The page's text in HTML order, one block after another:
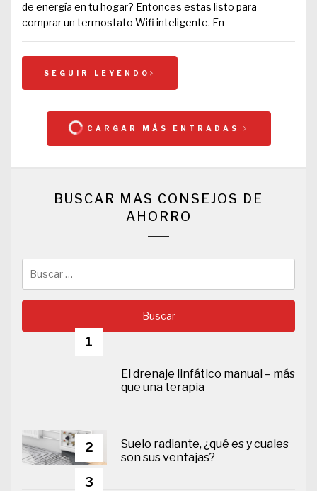
de energía en tu hogar? Entonces estas listo para
comprar un termostato Wifi inteligente. En
SEGUIR LEYENDO
CARGAR MÁS ENTRADAS
BUSCAR MAS CONSEJOS DE
AHORRO
1
El drenaje linfático manual – más
que una terapia
2
Suelo radiante, ¿qué es y cuales
son sus ventajas?
3